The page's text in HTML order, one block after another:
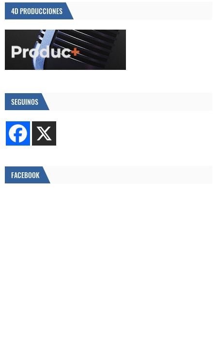
4D PRODUCCIONES
SEGUINOS
FACEBOOK